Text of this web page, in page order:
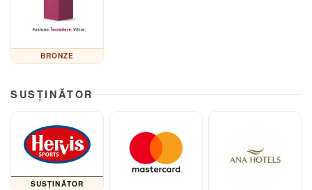
BRONZE
SUSȚINĂTOR
SUSȚINĂTOR